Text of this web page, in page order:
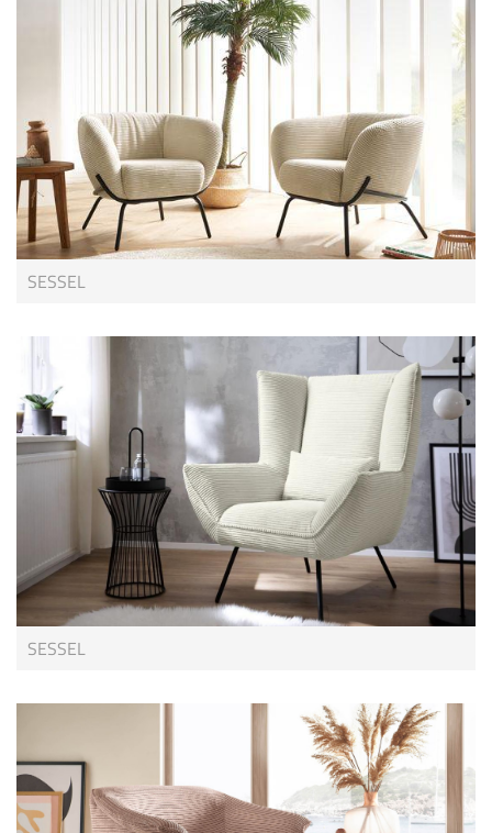
SESSEL
SESSEL